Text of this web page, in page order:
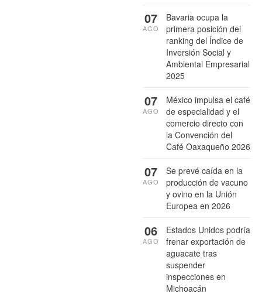
Bavaria ocupa la
primera posición del
ranking del Índice de
Inversión Social y
Ambiental Empresarial
2025
07
AGO
México impulsa el café
de especialidad y el
comercio directo con
la Convención del
Café Oaxaqueño 2026
07
AGO
Se prevé caída en la
producción de vacuno
y ovino en la Unión
Europea en 2026
07
AGO
Estados Unidos podría
frenar exportación de
aguacate tras
suspender
inspecciones en
Michoacán
06
AGO